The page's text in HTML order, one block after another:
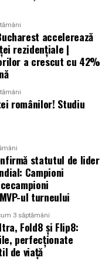
rănite și multe
300.000 de oameni
devastatoare.
zile de doliu
Romano-
pictor, tipograf,
ctitorul primei
accelerează
rezidențiale |
a crescut cu 42%
românilor! Studiu
statutul de lider
Campioni
ul turneului
3 săptămâni
Fold8 și Flip8:
perfecționate
de viață